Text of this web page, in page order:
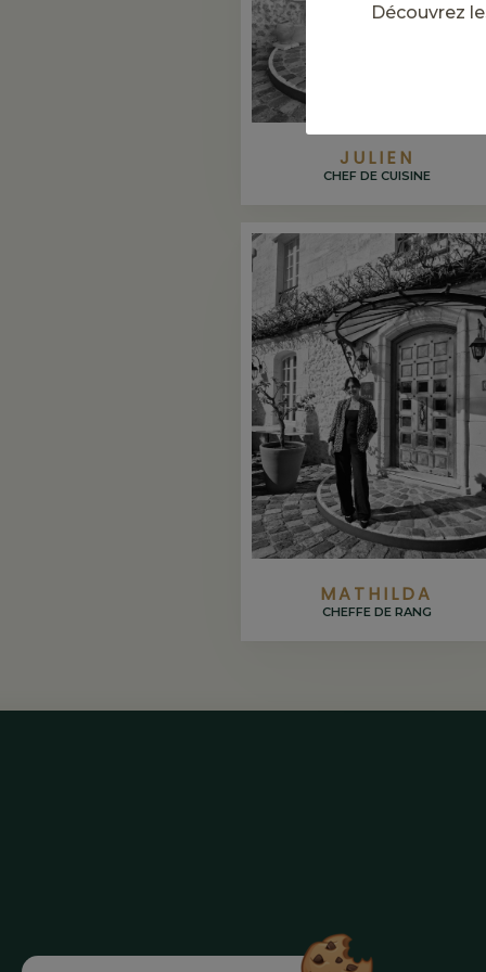
JULIEN
CHEF DE CUISINE
MATHILDA
CHEFFE DE RANG
Découvrez